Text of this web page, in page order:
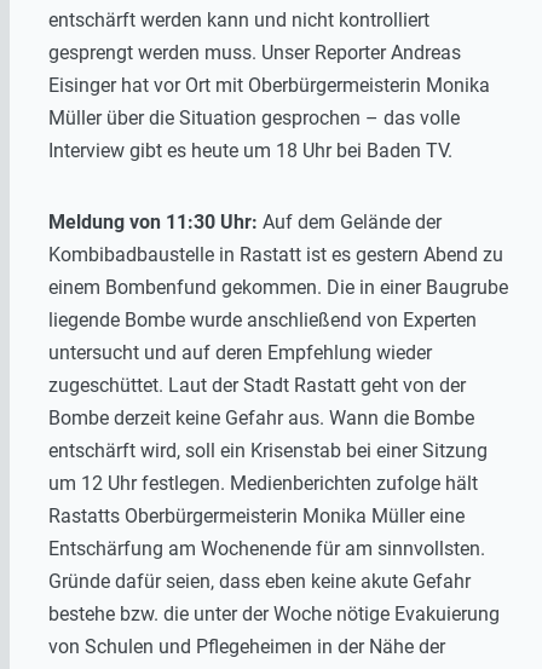
entschärft werden kann und nicht kontrolliert
gesprengt werden muss. Unser Reporter Andreas
Eisinger hat vor Ort mit Oberbürgermeisterin Monika
Müller über die Situation gesprochen – das volle
Interview gibt es heute um 18 Uhr bei Baden TV.
Meldung von 11:30 Uhr: Auf dem Gelände der
Kombibadbaustelle in Rastatt ist es gestern Abend zu
einem Bombenfund gekommen. Die in einer Baugrube
liegende Bombe wurde anschließend von Experten
untersucht und auf deren Empfehlung wieder
zugeschüttet. Laut der Stadt Rastatt geht von der
Bombe derzeit keine Gefahr aus. Wann die Bombe
entschärft wird, soll ein Krisenstab bei einer Sitzung
um 12 Uhr festlegen. Medienberichten zufolge hält
Rastatts Oberbürgermeisterin Monika Müller eine
Entschärfung am Wochenende für am sinnvollsten.
Gründe dafür seien, dass eben keine akute Gefahr
bestehe bzw. die unter der Woche nötige Evakuierung
von Schulen und Pflegeheimen in der Nähe der